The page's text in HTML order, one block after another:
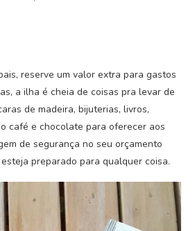
reserve um valor extra para gastos
a ilha é cheia de coisas pra levar de
de madeira, bijuterias, livros,
café e chocolate para oferecer aos
de segurança no seu orçamento
preparado para qualquer coisa.